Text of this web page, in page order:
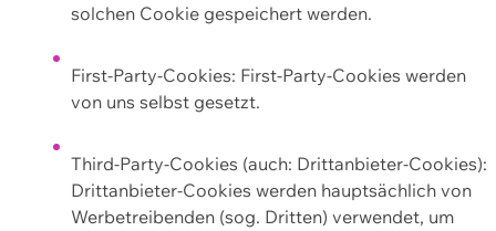
solchen Cookie gespeichert werden.
First-Party-Cookies: First-Party-Cookies werden
von uns selbst gesetzt.
Third-Party-Cookies (auch: Drittanbieter-Cookies):
Drittanbieter-Cookies werden hauptsächlich von
Werbetreibenden (sog. Dritten) verwendet, um